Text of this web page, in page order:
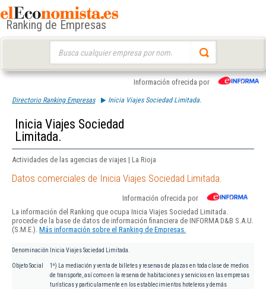
Ranking de Empresas
Información ofrecida por
Directorio Ranking Empresas Inicia Viajes Sociedad Limitada.
Inicia Viajes Sociedad
Limitada.
Actividades de las agencias de viajes | La Rioja
Datos comerciales de Inicia Viajes Sociedad Limitada.
Información ofrecida por
La información del Ranking que ocupa Inicia Viajes Sociedad Limitada.
procede de la base de datos de información financiera de INFORMA D&B S.A.U.
(S.M.E.). Más información sobre el Ranking de Empresas.
Denominación Inicia Viajes Sociedad Limitada.
Objeto Social
1º) La mediación y venta de billetes y reservas de plazas en toda clase de medios
de transporte, así como en la reserva de habitaciones y servicios en las empresas
turísticas y particularmente en los establecimientos hoteleros y demás